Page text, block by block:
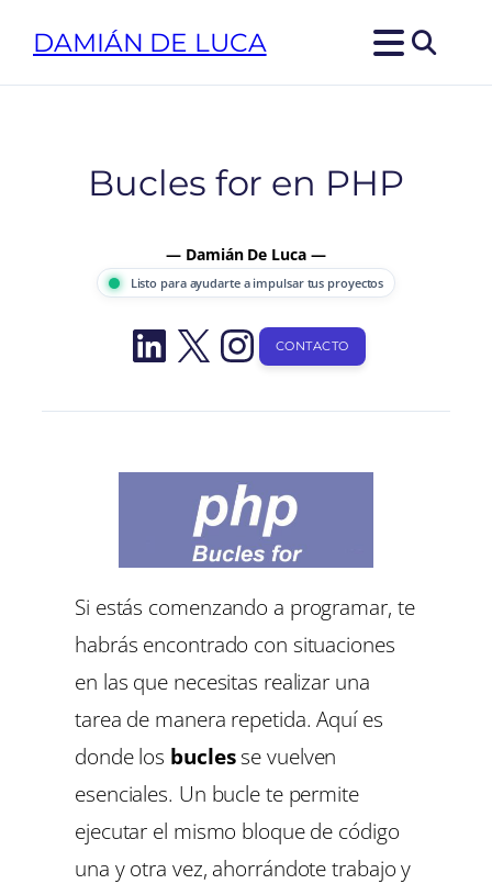
DAMIÁN DE LUCA
Bucles for en PHP
— Damián De Luca —
Listo para ayudarte a impulsar tus proyectos
LinkedIn
X Instagram
CONTACTO
Si estás comenzando a programar, te
habrás encontrado con situaciones
en las que necesitas realizar una
tarea de manera repetida. Aquí es
donde los buclesse vuelven
esenciales. Un bucle te permite
ejecutar el mismo bloque de código
una y otra vez, ahorrándote trabajo y